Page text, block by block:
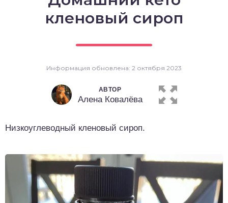
кленовый сироп
Информация обновлена: 2 октября 2023
АВТОР
Алена Ковалёва
Низкоуглеводный кленовый сироп.